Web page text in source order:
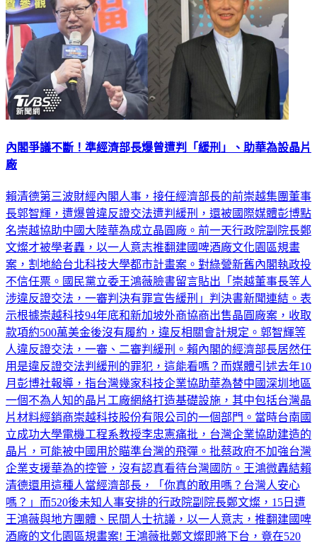
內閣爭議不斷！準經濟部長爆曾遭判「緩刑」、助華為設晶片
賴清德第三波財經內閣人事，接任經濟部長的前崇越集團董事
長郭智輝，遭爆曾違反證交法遭判緩刑，還被國際媒體彭博點
名崇越協助中國大陸華為成立晶圓廠。前一天行政院副院長鄭
文燦才被學者轟，以一人意志推翻建國啤酒廠文化園區規畫
案，割地給台北科技大學都市計畫案。對綠營新舊內閣執政投
不信任票。國民黨立委王鴻薇臉書留言貼出「崇越董事長等人
涉違反證交法，一審判決有罪宣告緩刑」判決書新聞連結。表
示根據崇越科技94年底和新加坡外商協商出售晶圓廠案，收取
款項約500萬美金後沒有履約，違反相關會計規定。郭智輝等
人違反證交法，一審、二審判緩刑。賴內閣的經濟部長居然任
用是違反證交法判緩刑的罪犯，這能看嗎？而媒體引述去年10
月彭博社報導，指台灣幾家科技企業協助華為替中國深圳地區
一個不為人知的晶片工廠網絡打造基礎設施，其中包括台灣晶
片材料經銷商崇越科技股份有限公司的一個部門。當時台南國
立成功大學電機工程系教授李忠憲痛批，台灣企業協助建造的
晶片，可能被中國用於瞄準台灣的飛彈。批蔡政府不加強台灣
企業支援華為的控管，沒有認真看待台灣國防。王鴻微轟結賴
清德還用這種人當經濟部長，「你真的敢用嗎？台灣人安心
嗎？」而520後未知人事安排的行政院副院長鄭文燦，15日遭
王鴻薇與地方團體、民間人士抗議，以一人意志，推翻建國啤